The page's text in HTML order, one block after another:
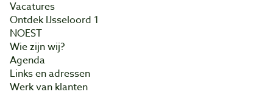
Vacatures
Ontdek IJsseloord 1
NOEST
Wie zijn wij?
Agenda
Links en adressen
Werk van klanten